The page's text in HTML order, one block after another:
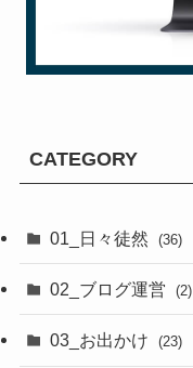
CATEGORY
01_日々徒然 (36)
(3)
(33)
02_ブログ運営 (2)
03_お出かけ (23)